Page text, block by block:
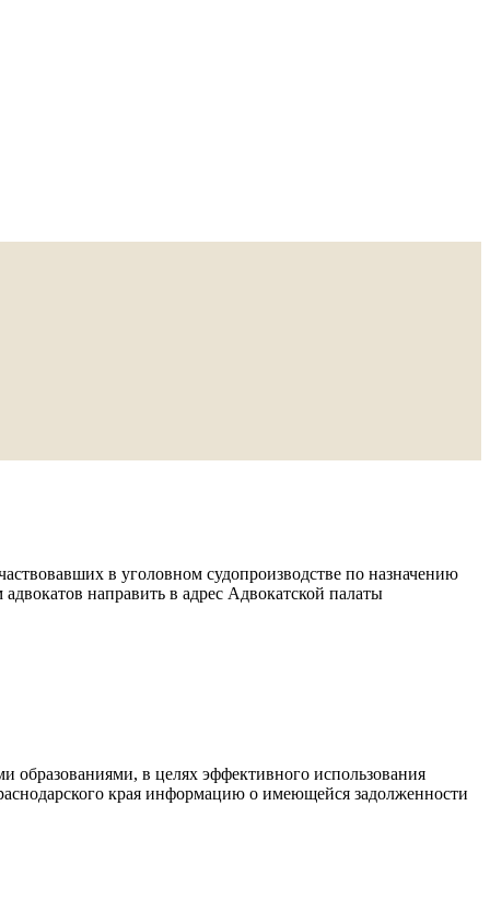
в уголовном судопроизводстве по назначению
направить в адрес Адвокатской палаты
в целях эффективного использования
края информацию о имеющейся задолженности